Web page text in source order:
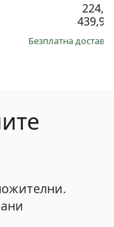
Безплатна